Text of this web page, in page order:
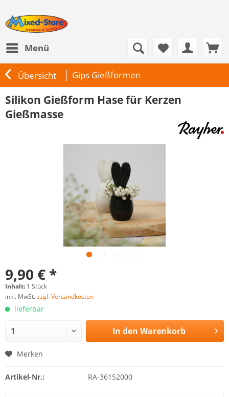
Menü
Übersicht Gips Gießformen
Silikon Gießform Hase für Kerzen
Gießmasse
9,90 € *
Inhalt: 1 Stück
inkl. MwSt.zzgl. Versandkosten
lieferbar
In den Warenkorb
Merken
Artikel-Nr.: RA-36152000